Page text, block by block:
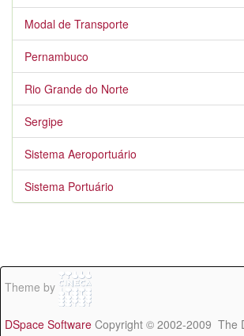
Modal de Transporte
Pernambuco
Rio Grande do Norte
Sergipe
Sistema Aeroportuário
Sistema Portuário
Theme by
DSpace Software Copyright © 2002-2009 The